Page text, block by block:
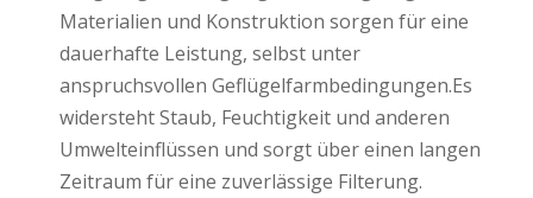
Materialien und Konstruktion sorgen für eine
dauerhafte Leistung, selbst unter
anspruchsvollen Geflügelfarmbedingungen.Es
widersteht Staub, Feuchtigkeit und anderen
Umwelteinflüssen und sorgt über einen langen
Zeitraum für eine zuverlässige Filterung.